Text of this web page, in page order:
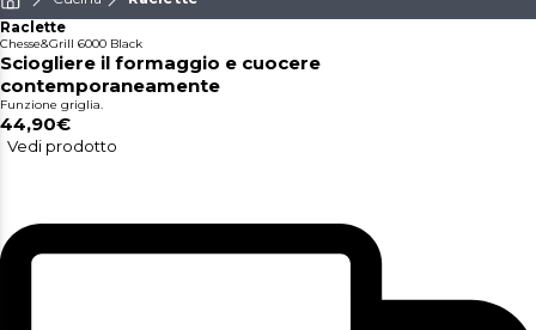
Raclette
Chesse&Grill 6000 Black
Sciogliere il formaggio e cuocere
contemporaneamente
Funzione griglia.
44,90€
Vedi prodotto